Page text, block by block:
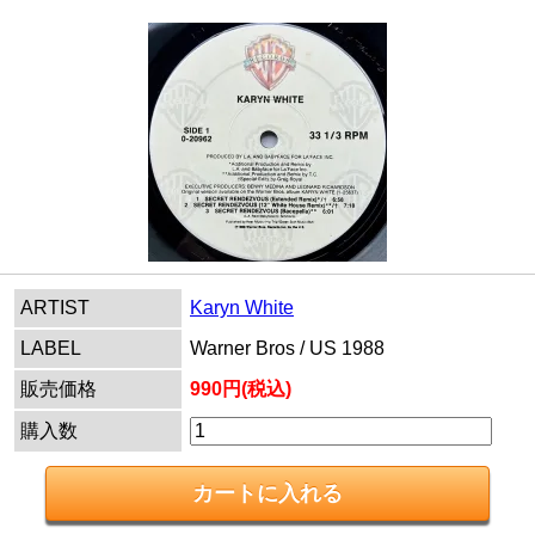
ARTIST
Karyn White
LABEL
Warner Bros / US 1988
販売価格
990円(税込)
購入数